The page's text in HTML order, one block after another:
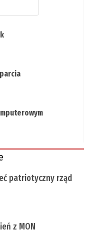
patriotyczny rząd
z MON